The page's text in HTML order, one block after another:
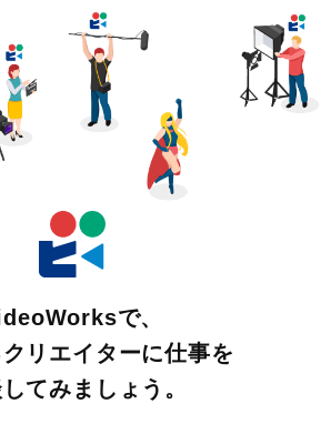
で、
リエイターに仕事を
てみましょう。